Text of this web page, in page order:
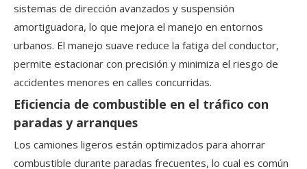
sistemas de dirección avanzados y suspensión
amortiguadora, lo que mejora el manejo en entornos
urbanos. El manejo suave reduce la fatiga del conductor,
permite estacionar con precisión y minimiza el riesgo de
accidentes menores en calles concurridas.
Eficiencia de combustible en el tráfico con
paradas y arranques
Los camiones ligeros están optimizados para ahorrar
combustible durante paradas frecuentes, lo cual es común